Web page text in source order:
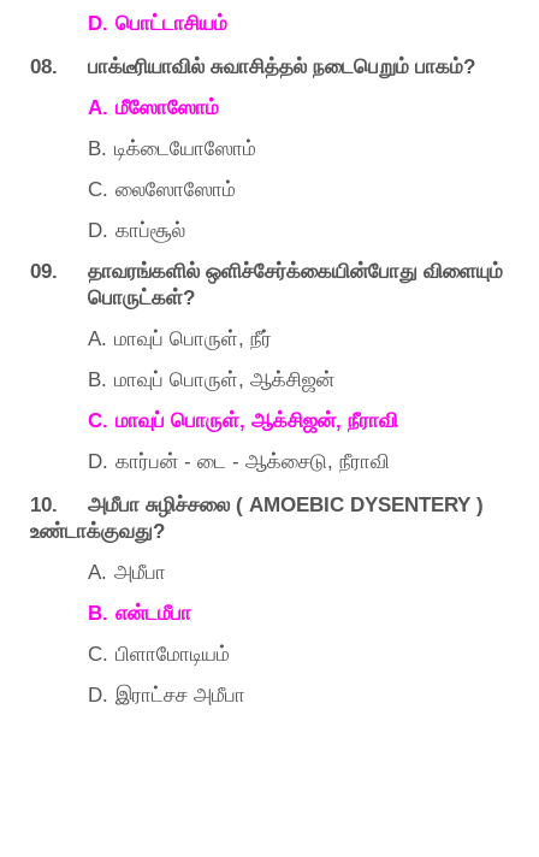
D. பொட்டாசியம்
08. பாக்டீரியாவில் சுவாசித்தல் நடைபெறும் பாகம்?
A. மீஸோஸோம்
B. டிக்டையோஸோம்
C. லைஸோஸோம்
D. காப்சூல்
09. தாவரங்களில் ஒளிச்சேர்க்கையின்போது விளையும்
பொருட்கள்?
A. மாவுப் பொருள், நீர்
B. மாவுப் பொருள், ஆக்சிஜன்
C. மாவுப் பொருள், ஆக்சிஜன், நீராவி
D. கார்பன் - டை - ஆக்சைடு, நீராவி
10. அமீபா சுழிச்சலை ( AMOEBIC DYSENTERY )
உண்டாக்குவது?
A. அமீபா
B. என்டமீபா
C. பிளாமோடியம்
D. இராட்சச அமீபா